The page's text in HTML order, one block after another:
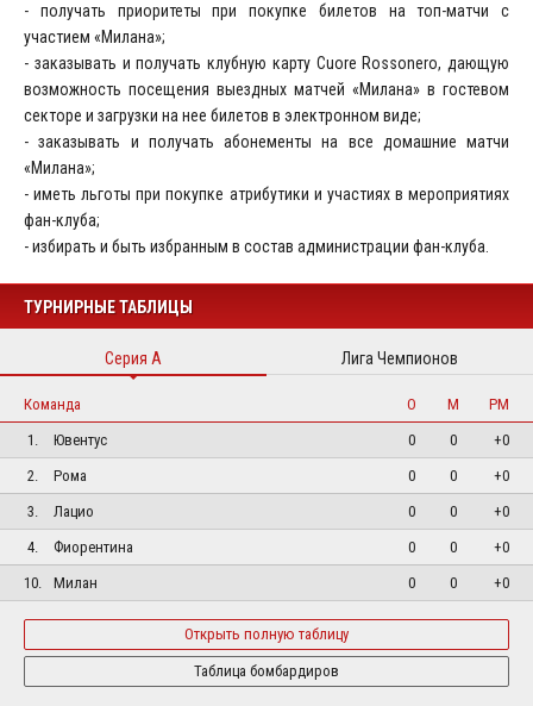
- получать приоритеты при покупке билетов на топ-матчи с
участием «Милана»;
- заказывать и получать клубную карту Cuore Rossonero, дающую
возможность посещения выездных матчей «Милана» в гостевом
секторе и загрузки на нее билетов в электронном виде;
- заказывать и получать абонементы на все домашние матчи
«Милана»;
- иметь льготы при покупке атрибутики и участиях в мероприятиях
фан-клуба;
- избирать и быть избранным в состав администрации фан-клуба.
ТУРНИРНЫЕ ТАБЛИЦЫ
Серия А Лига Чемпионов
Команда О М
РМ
1.
Ювентус 0 0
+0
2.
Рома 0 0
+0
3.
Лацио 0 0
+0
4.
Фиорентина 0 0
+0
10.
Милан 0 0 +0
Открыть полную таблицу
Таблица бомбардиров